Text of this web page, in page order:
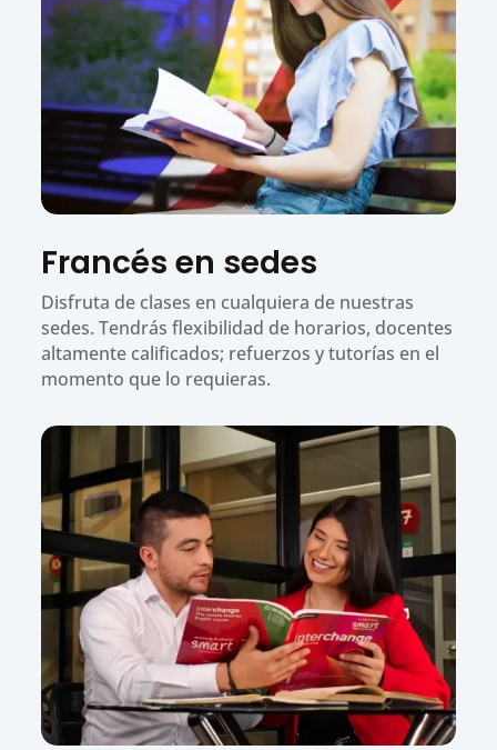
Francés en sedes
Disfruta de clases en cualquiera de nuestras
sedes. Tendrás flexibilidad de horarios, docentes
altamente calificados; refuerzos y tutorías en el
momento que lo requieras.